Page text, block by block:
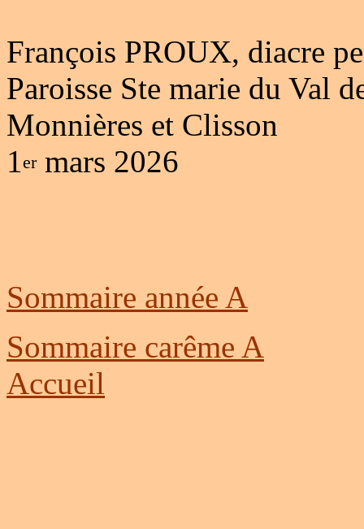
François PROUX, diacre
Paroisse Ste marie du Val
Monnières et Clisson
1ermars 2026
Sommaire année A
Sommaire carême A
Accueil